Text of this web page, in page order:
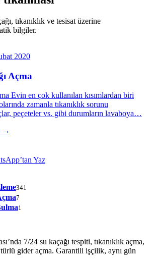
tıkanıklık ve tesisat üzerine
bilgiler.
2020
Açma
Evin en çok kullanılan kısımlardan biri
zamanla tıkanıklık sorunu
peçeteler vs. gibi durumların lavaboya…
→
Yaz
341
7
1
7/24 su kaçağı tespiti, tıkanıklık açma,
gider açma. Garantili işçilik, aynı gün